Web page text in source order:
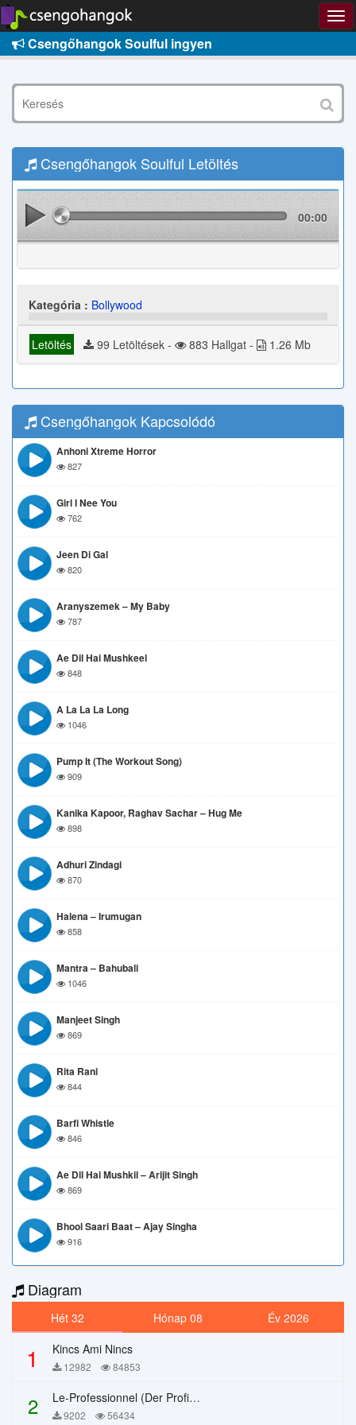
Csengőhangok Soulful ingyen
Csengőhangok Soulful Letöltés
00:00
Kategória : Bollywood
Letöltés 99 Letöltések - 883 Hallgat - 1.26 Mb
Csengőhangok Kapcsolódó
Anhoni Xtreme Horror
827
Girl I Nee You
762
Jeen Di Gal
820
Aranyszemek – My Baby
787
Ae Dil Hai Mushkeel
848
A La La La Long
1046
Pump It (The Workout Song)
909
Kanika Kapoor, Raghav Sachar – Hug Me
898
Adhuri Zindagi
870
Halena – Irumugan
858
Mantra – Bahubali
1046
Manjeet Singh
869
Rita Rani
844
Barfi Whistle
846
Ae Dil Hai Mushkil – Arijit Singh
869
Bhool Saari Baat – Ajay Singha
916
Diagram
Hét 32 Hónap 08 Év 2026
1 Kincs Ami Nincs
12982 84853
2 Le-Professionnel (Der Profi) – Chi Mai
9202 56434